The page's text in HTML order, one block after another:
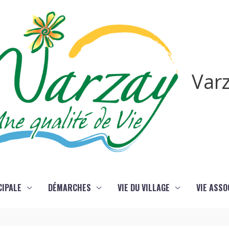
DÉMARCHES VIE DU VILLAGE VIE